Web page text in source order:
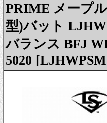
PRIME メープ
型)バット
バランス BFJ
5020